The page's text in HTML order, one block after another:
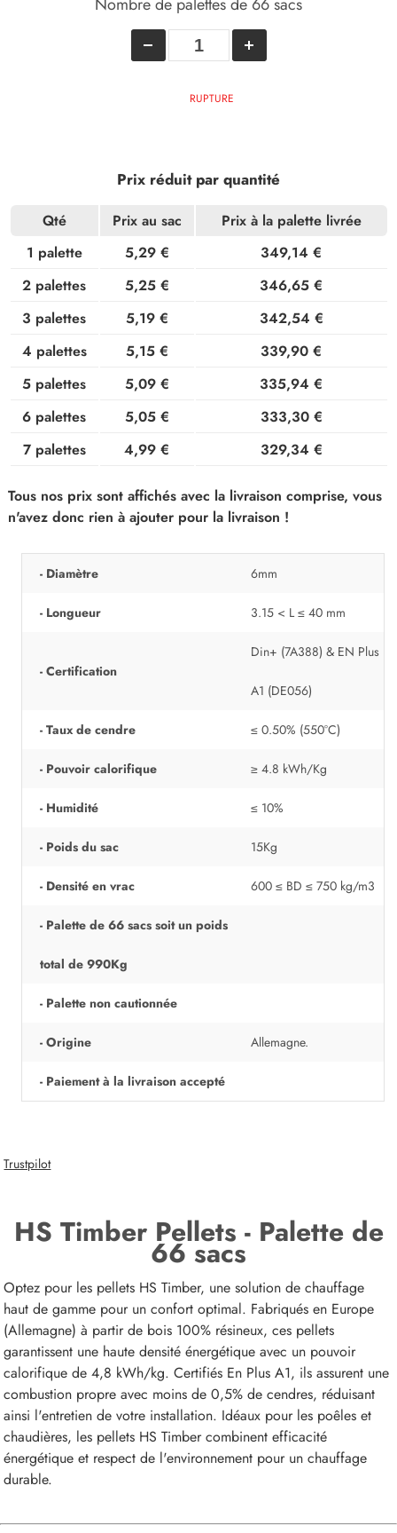
RUPTURE
- Diamètre 6mm
- Longueur 3.15 < L ≤ 40 mm
- Certification
Din+ (7A388) & EN Plus
A1 (DE056)
- Taux de cendre ≤ 0.50% (550°C)
- Pouvoir calorifique ≥ 4.8 kWh/Kg
- Humidité ≤ 10%
- Poids du sac 15Kg
- Densité en vrac 600 ≤ BD ≤ 750 kg/m3
- Palette de 66 sacs soit un poids
total de 990Kg
- Palette non cautionnée
- Origine Allemagne.
- Paiement à la livraison accepté
Prix réduit par quantité
Qté Prix au sac
Prix à la palette livrée
1 palette
5,29 €
349,14 €
2 palettes
5,25 €
346,65 €
3 palettes
5,19 €
342,54 €
4 palettes
5,15 €
339,90 €
5 palettes
5,09 €
335,94 €
6 palettes
5,05 €
333,30 €
7 palettes
4,99 € 329,34 €
Tous nos prix sont affichés avec la livraison comprise, vous
n'avez donc rien à ajouter pour la livraison !
Trustpilot
HS Timber Pellets - Palette de
66 sacs
Optez pour les pellets HS Timber, une solution de chauffage
haut de gamme pour un confort optimal. Fabriqués en Europe
(Allemagne) à partir de bois 100% résineux, ces pellets
garantissent une haute densité énergétique avec un pouvoir
calorifique de 4,8 kWh/kg. Certifiés En Plus A1, ils assurent une
combustion propre avec moins de 0,5% de cendres, réduisant
ainsi l'entretien de votre installation. Idéaux pour les poêles et
chaudières, les pellets HS Timber combinent efficacité
énergétique et respect de l'environnement pour un chauffage
durable.